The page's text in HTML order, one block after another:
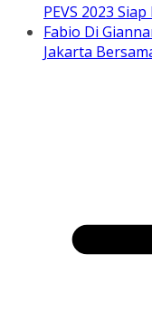
PEVS 2023
Fabio Di
Jakarta